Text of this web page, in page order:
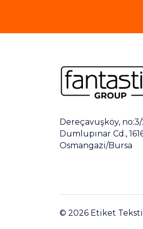
Dereçavuşköy, no:3/
Dumlupınar Cd.,
Osmangazi/Bursa
© 2026 Etiket